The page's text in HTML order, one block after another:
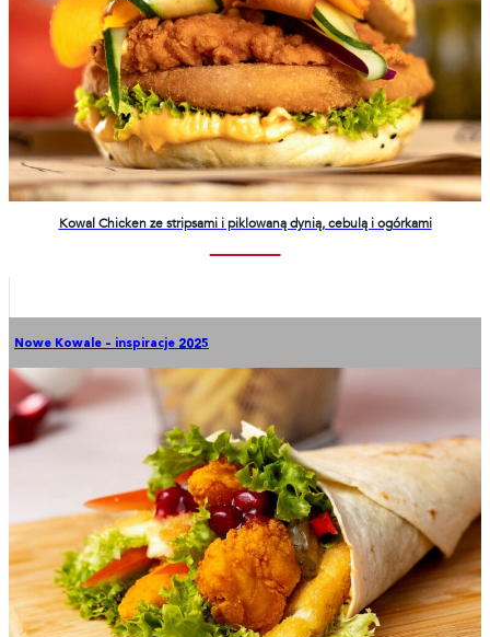
Kowal Chicken ze stripsami i piklowaną dynią, cebulą i ogórkami
Nowe Kowale – inspiracje 2025